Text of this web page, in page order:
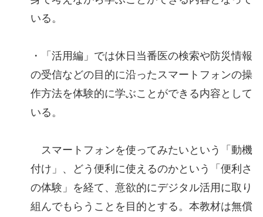
いる。
・「活用編」では休日当番医の検索や防災情報
の受信などの目的に沿ったスマートフォンの操
作方法を体験的に学ぶことができる内容として
いる。
スマートフォンを使ってみたいという「動機
付け」、どう便利に使えるのかという「便利さ
の体験」を経て、意欲的にデジタル活用に取り
組んでもらうことを目的とする。本教材は無償